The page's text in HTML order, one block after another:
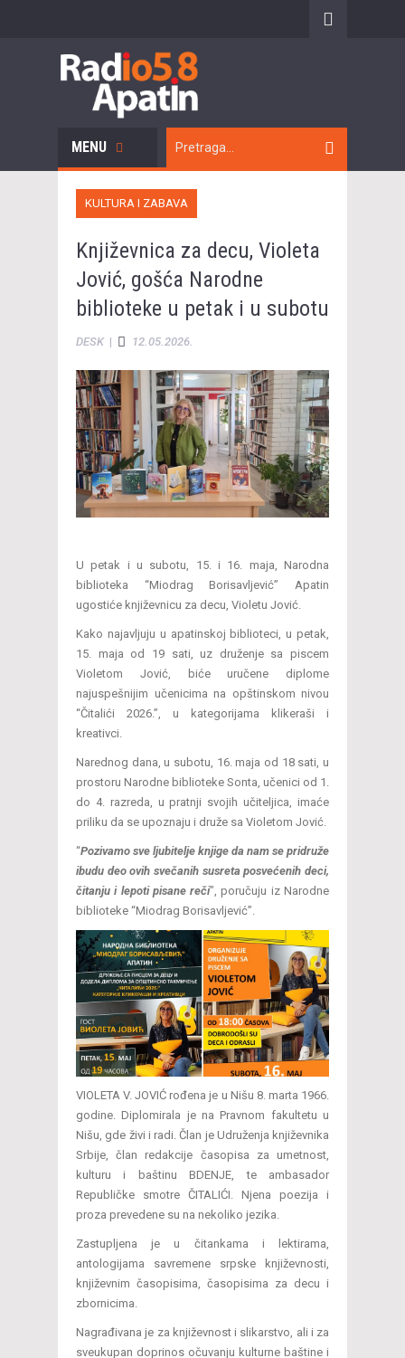
MENU
KULTURA I ZABAVA
Književnica za decu, Violeta
Jović, gošća Narodne
biblioteke u petak i u subotu
DESK| 12.05.2026.
U petak i u subotu, 15. i 16. maja, Narodna
biblioteka “Miodrag Borisavljević” Apatin
ugostiće književnicu za decu, Violetu Jović.
Kako najavljuju u apatinskoj biblioteci, u petak,
15. maja od 19 sati, uz druženje sa piscem
Violetom Jović, biće uručene diplome
najuspešnijim učenicima na opštinskom nivou
“Čitalići 2026.”, u kategorijama klikeraši i
kreativci.
Narednog dana, u subotu, 16. maja od 18 sati, u
prostoru Narodne biblioteke Sonta, učenici od 1.
do 4. razreda, u pratnji svojih učiteljica, imaće
priliku da se upoznaju i druže sa Violetom Jović.
“Pozivamo sve ljubitelje knjige da nam se pridruže
ibudu deo ovih svečanih susreta posvećenih deci,
čitanju i lepoti pisane reči”, poručuju iz Narodne
biblioteke “Miodrag Borisavljević”.
VIOLETA V. JOVIĆ rođena je u Nišu 8. marta 1966.
godine. Diplomirala je na Pravnom fakultetu u
Nišu, gde živi i radi. Član je Udruženja književnika
Srbije, član redakcije časopisa za umetnost,
kulturu i baštinu BDENJE, te ambasador
Republičke smotre ČITALIĆI. Njena poezija i
proza prevedene su na nekoliko jezika.
Zastupljena je u čitankama i lektirama,
antologijama savremene srpske književnosti,
književnim časopisima, časopisima za decu i
zbornicima.
Nagrađivana je za književnost i slikarstvo, ali i za
sveukupan doprinos očuvanju kulturne baštine i